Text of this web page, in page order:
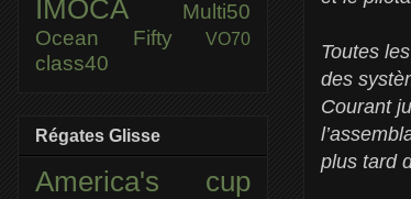
Toutes
des
Courant
plus tard
IMOCA
Multi50
Ocean Fifty
VO70
class40
Régates Glisse
America's cup